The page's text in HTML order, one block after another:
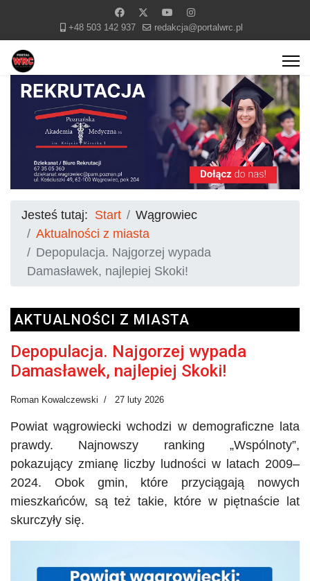
+48 503 142 937 redakcja@portalwrc.pl
Jesteś tutaj: Start
Wągrowiec
Aktualności z miasta
Depopulacja. Najgorzej wypada
Damasławek, najlepiej Skoki!
AKTUALNOŚCI Z MIASTA
Depopulacja. Najgorzej wypada
Damasławek, najlepiej Skoki!
Roman Kowalczewski 27 luty 2026
Powiat wągrowiecki wchodzi w demograficzne lata
prawdy. Najnowszy ranking „Wspólnoty”,
pokazujący zmianę liczby ludności w latach 2009–
2024. Obok gmin, które przyciągają nowych
mieszkańców, są też takie, które w piętnaście lat
skurczyły się.